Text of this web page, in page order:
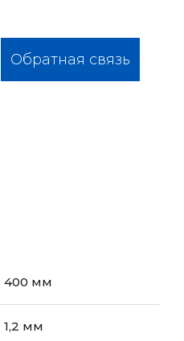
Обратная связь
400 мм
1,2 мм